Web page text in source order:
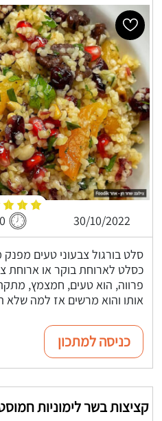
30/10/2022
סלט בורגול צבעוני טעים
כסלט לארוחת בוקר או ארוחת
פרווה, הוא טעים, חמצמץ,
אותו והוא מרשים אז למה שלא
כניסה למתכון
קציצות בשר לימוניות